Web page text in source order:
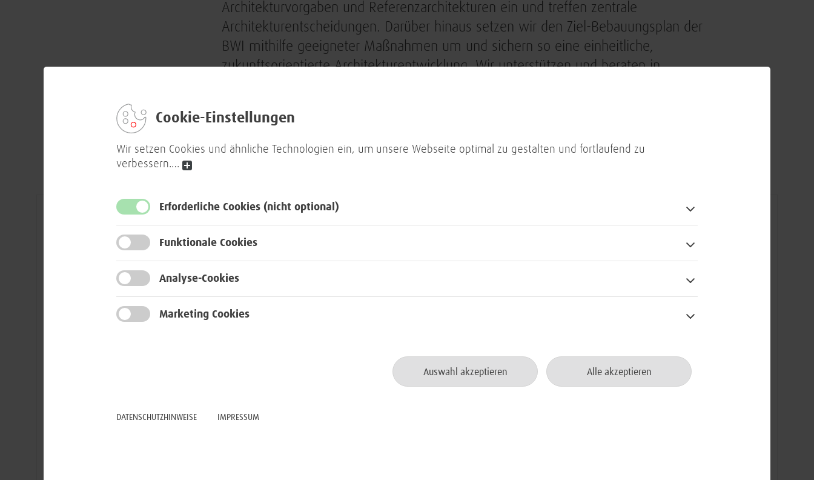
Cookie-Einstellungen
Wir setzen Cookies und ähnliche Technologien ein, um unsere Webseite optimal zu gestalten und fortlaufend zu
verbessern.…
Erforderliche Cookies (nicht optional)
Funktionale Cookies
Analyse-Cookies
Marketing Cookies
Auswahl akzeptieren Alle akzeptieren
DATENSCHUTZHINWEISE IMPRESSUM
Architekturvorgaben und Referenzarchitekturen ein und treffen zentrale
Architekturentscheidungen. Darüber hinaus setzen wir den Ziel-Bebauungsplan der
BWI mithilfe geeigneter Maßnahmen um und sichern so eine einheitliche,
zukunftsorientierte Architekturentwicklung. Wir unterstützen und beraten in
Hierfür suchen wir mehrere erfahrene
DEINE AUFGABEN:
​Inhaltliche Verantwortung für
Referenzarchitekturen,
einschließlich ihrer
Studium der Informatik,
abgeschlossene Berufsausbildung
Durch abwechslungsreiche und
gesellschaftlich relevante
Aufgaben gewährleisten wir den
Das Ziel eint uns. Dabei sind für